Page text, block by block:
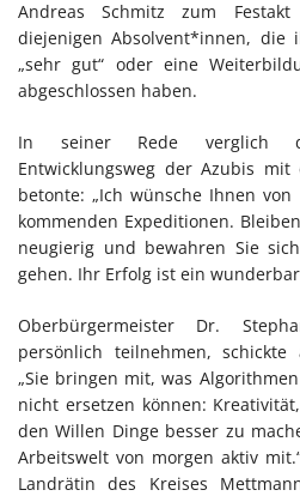
Andreas Schmitz zum
diejenigen Absolvent*innen, die
„sehr gut“ oder eine
abgeschlossen haben.
In seiner Rede verglich
Entwicklungsweg der Azubis
betonte: „Ich wünsche Ihnen
kommenden Expeditionen.
neugierig und bewahren Sie
gehen. Ihr Erfolg ist ein
Oberbürgermeister Dr.
persönlich teilnehmen, schickte
„Sie bringen mit, was
nicht ersetzen können:
den Willen Dinge besser zu
Arbeitswelt von morgen aktiv
Landrätin des Kreises